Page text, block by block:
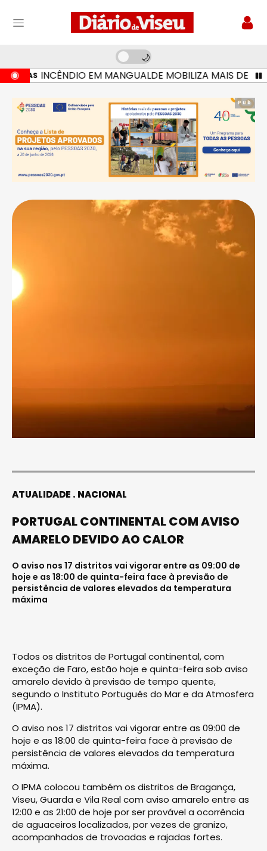
INCÊNDIO EM MANGUALDE MOBILIZA MAIS DE 160
Pub
ATUALIDADE NACIONAL
PORTUGAL CONTINENTAL COM AVISO
AMARELO DEVIDO AO CALOR
O aviso nos 17 distritos vai vigorar entre as 09:00 de
hoje e as 18:00 de quinta-feira face à previsão de
persistência de valores elevados da temperatura
máxima
Todos os distritos de Portugal continental, com
exceção de Faro, estão hoje e quinta-feira sob aviso
amarelo devido à previsão de tempo quente,
segundo o Instituto Português do Mar e da Atmosfera
(IPMA).
O aviso nos 17 distritos vai vigorar entre as 09:00 de
hoje e as 18:00 de quinta-feira face à previsão de
persistência de valores elevados da temperatura
máxima.
O IPMA colocou também os distritos de Bragança,
Viseu, Guarda e Vila Real com aviso amarelo entre as
12:00 e as 21:00 de hoje por ser provável a ocorrência
de aguaceiros localizados, por vezes de granizo,
acompanhados de trovoadas e rajadas fortes.